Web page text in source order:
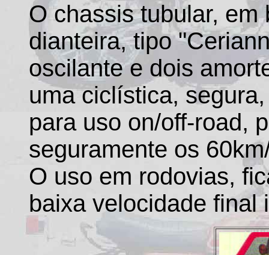
O chassis tubular,
dianteira, tipo
oscilante e dois
uma ciclística,
para uso on/off-road,
seguramente os
O uso em rodovias,
baixa velocidade final